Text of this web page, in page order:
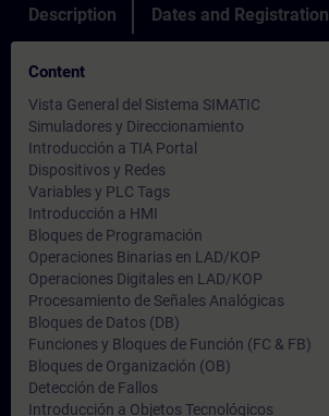
Description Dates and Registration
Content
Vista General del Sistema SIMATIC
Simuladores y Direccionamiento
Introducción a TIA Portal
Dispositivos y Redes
Variables y PLC Tags
Introducción a HMI
Bloques de Programación
Operaciones Binarias en LAD/KOP
Operaciones Digitales en LAD/KOP
Procesamiento de Señales Analógicas
Bloques de Datos (DB)
Funciones y Bloques de Función (FC & FB)
Bloques de Organización (OB)
Detección de Fallos
Introducción a Objetos Tecnológicos